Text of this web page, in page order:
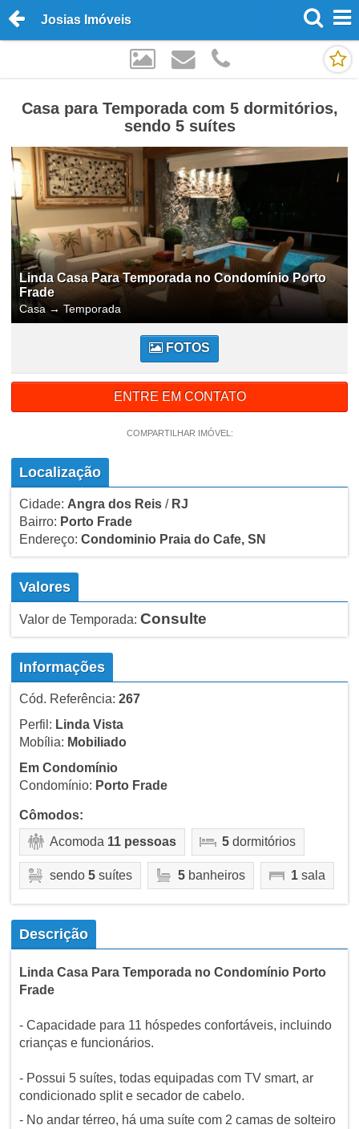
Josias Imóveis
Casa para Temporada com 5 dormitórios,
sendo 5 suítes
Linda Casa Para Temporada no Condomínio Porto
Frade
Casa → Temporada
FOTOS
ENTRE EM CONTATO
COMPARTILHAR IMÓVEL:
Localização
Cidade: Angra dos Reis/ RJ
Bairro: Porto Frade
Endereço: Condominio Praia do Cafe, SN
Valores
Valor de Temporada: Consulte
Informações
Cód. Referência: 267
Perfil: Linda Vista
Mobília: Mobiliado
Em Condomínio
Condomínio: Porto Frade
Cômodos:
Acomoda 11 pessoas 5dormitórios
sendo 5suítes 5banheiros 1sala
Descrição
Linda Casa Para Temporada no Condomínio Porto
Frade
- Capacidade para 11 hóspedes confortáveis, incluindo
crianças e funcionários.
- Possui 5 suítes, todas equipadas com TV smart, ar
condicionado split e secador de cabelo.
- No andar térreo, há uma suíte com 2 camas de solteiro